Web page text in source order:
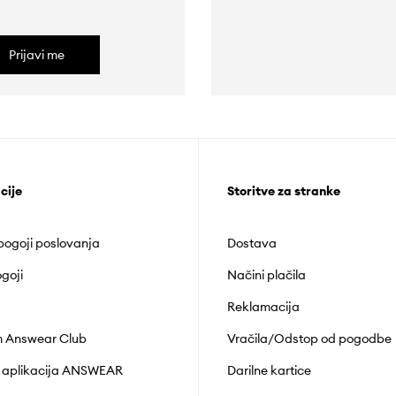
Prijavi me
poslovanja
Answear Club
ANSWEAR
Storitve za stranke
Dostava
Načini plačila
Reklamacija
Vračila/Odstop od pogodbe
Darilne kartice